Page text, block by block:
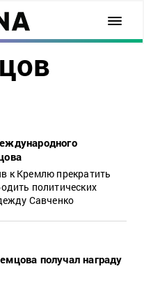
к Кремлю прекратить
политических
Савченко
получал награду